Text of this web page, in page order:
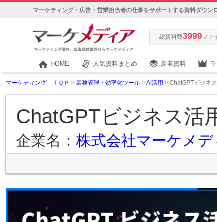
マーケティング・広告・営業担当者の仕事をサポートする資料ダウン
総資料数3999ファ
HOME 人気資料まとめ 新着資料
マーケティング ＴＯＰ > 業務管理・効率化ツール > AI活用 > ChatGPTビジネ
ChatGPTビジネス活
企業名： 株式会社マーケメ